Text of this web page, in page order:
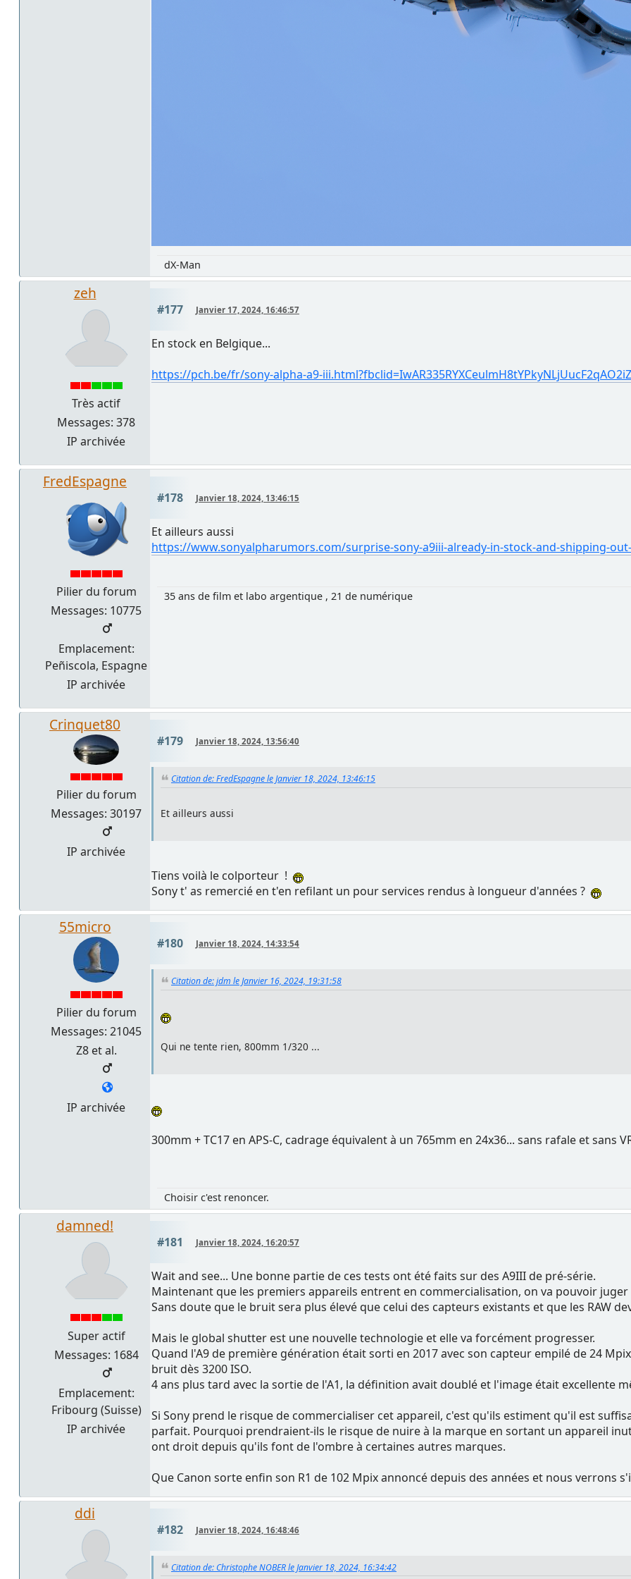
dX-Man
zeh
Très actif
Messages: 378
IP archivée
#177 Janvier 17, 2024, 16:46:57
En stock en Belgique...
https://pch.be/fr/sony-alpha-a9-
FredEspagne
Pilier du forum
Messages: 10775
Emplacement:
Peñiscola, Espagne
IP archivée
#178 Janvier 18, 2024, 13:46:15
Et ailleurs aussi
https://www.sonyalpharumors.com/surprise-sony-a9iii-already-in-stock-and-shipping-
35 ans de film et labo argentique , 21 de numérique
Crinquet80
Pilier du forum
Messages: 30197
IP archivée
#179 Janvier 18, 2024, 13:56:40
Citation de: FredEspagne le Janvier 18, 2024, 13:46:15
Et ailleurs aussi
Tiens voilà le colporteur !
Sony t' as remercié en t'en refilant un pour services rendus à longueur d'années ?
55micro
Pilier du forum
Messages: 21045
Z8 et al.
IP archivée
#180 Janvier 18, 2024, 14:33:54
Citation de: jdm le Janvier 16, 2024, 19:31:58
Qui ne tente rien, 800mm 1/320 ...
300mm + TC17 en APS-C, cadrage équivalent à un 765mm en 24x36... sans rafale et sans
Choisir c'est renoncer.
damned!
Super actif
Messages: 1684
Emplacement:
Fribourg (Suisse)
IP archivée
#181 Janvier 18, 2024, 16:20:57
Wait and see... Une bonne partie de ces tests ont été faits sur des A9III de pré-série.
Maintenant que les premiers appareils entrent en commercialisation, on va pouvoir
Sans doute que le bruit sera plus élevé que celui des capteurs existants et que les RAW
Mais le global shutter est une nouvelle technologie et elle va forcément progresser.
Quand l'A9 de première génération était sorti en 2017 avec son capteur empilé de 24
bruit dès 3200 ISO.
4 ans plus tard avec la sortie de l'A1, la définition avait doublé et l'image était excellente
Si Sony prend le risque de commercialiser cet appareil, c'est qu'ils estiment qu'il est
parfait. Pourquoi prendraient-ils le risque de nuire à la marque en sortant un appareil
ont droit depuis qu'ils font de l'ombre à certaines autres marques.
Que Canon sorte enfin son R1 de 102 Mpix annoncé depuis des années et nous verrons
ddi
#182 Janvier 18, 2024, 16:48:46
Citation de: Christophe NOBER le Janvier 18, 2024, 16:34:42